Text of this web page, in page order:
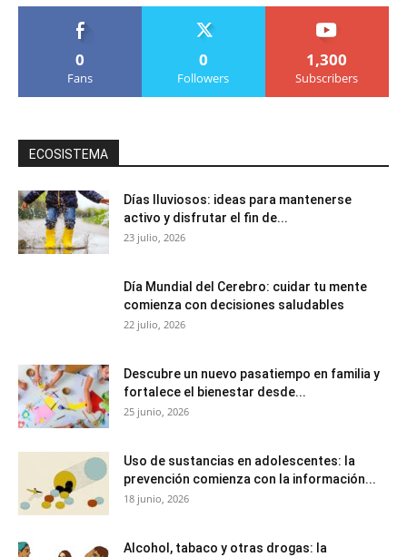
0
Fans
0
Followers
1,300
Subscribers
ECOSISTEMA
Días lluviosos: ideas para mantenerse
activo y disfrutar el fin de...
23 julio, 2026
Día Mundial del Cerebro: cuidar tu mente
comienza con decisiones saludables
22 julio, 2026
Descubre un nuevo pasatiempo en familia y
fortalece el bienestar desde...
25 junio, 2026
Uso de sustancias en adolescentes: la
prevención comienza con la información...
18 junio, 2026
Alcohol, tabaco y otras drogas: la